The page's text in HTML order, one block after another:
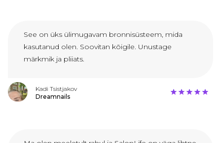
See on üks ülimugavam bronnisüsteem, mida
kasutanud olen. Soovitan kõigile. Unustage
märkmik ja pliiats.
Kadi Tsistjakov
Dreamnails